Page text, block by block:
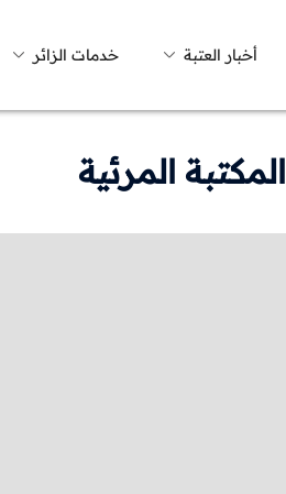
أخبار العتبة خدمات الزائر
المكتبة المرئية